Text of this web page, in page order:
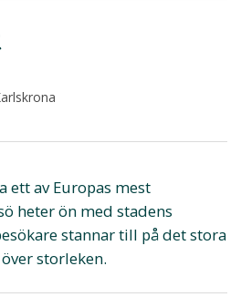
ett av Europas mest
heter ön med stadens
stannar till på det stora
storleken.